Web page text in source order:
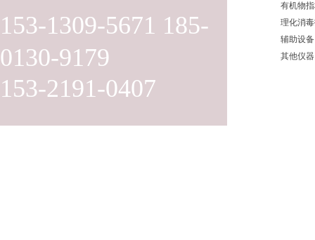
153-1309-5671 185-
0130-9179
153-2191-0407
有机物
理化消
辅助设备
其他仪器